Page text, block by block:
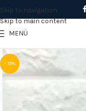
Skip to navigation
Skip to main content
MENÜ
- 13%